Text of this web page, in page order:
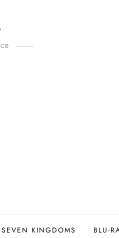
KINGDOMS BLU-